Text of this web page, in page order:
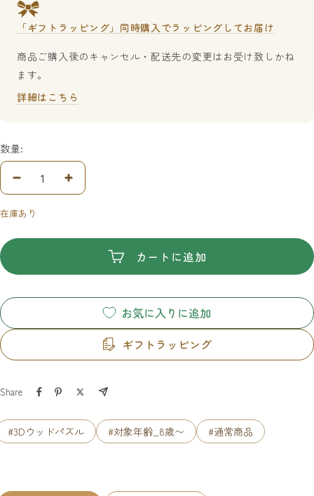
「ギフトラッピング」同時購入でラッピングしてお届け
商品ご購入後のキャンセル・配送先の変更はお受け致しかね
ます。
詳細はこちら
数量:
数
量
を
数
量
在庫あり
カートに追加
お気に入りに追加
ギフトラッピング
Share
#3Dウッドパズル #対象年齢_8歳〜 #通常商品